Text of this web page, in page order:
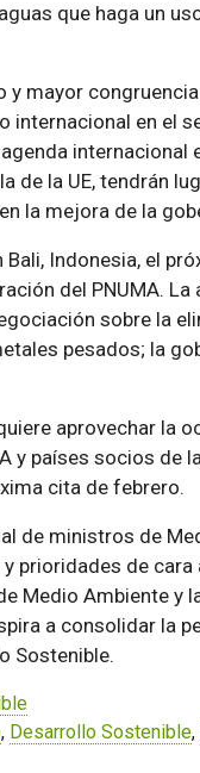
que haga un
mayor
internacional en el
internacional
de la UE, tendrán
la mejora de la
Indonesia, el
del PNUMA.
sobre la
pesados; la
aprovechar la
y países socios de
cita de febrero.
de ministros de
prioridades de
Medio Ambiente y
a consolidar la
Sostenible.
, Desarrollo Sostenible,